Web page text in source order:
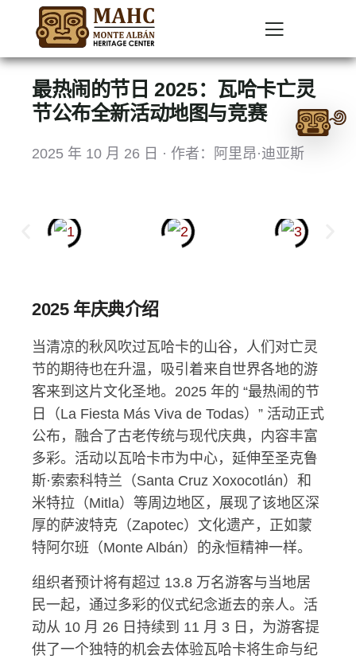
Ask
me
anything:
Monte
最热闹的节日 2025：瓦哈卡亡灵
节公布全新活动地图与竞赛
2025 年 10 月 26 日 · 作者：阿里昂·迪亚斯
2025 年庆典介绍
当清凉的秋风吹过瓦哈卡的山谷，人们对亡灵
节的期待也在升温，吸引着来自世界各地的游
客来到这片文化圣地。2025 年的 “最热闹的节
日（La Fiesta Más Viva de Todas）” 活动正式
公布，融合了古老传统与现代庆典，内容丰富
多彩。活动以瓦哈卡市为中心，延伸至圣克鲁
斯·索索科特兰（Santa Cruz Xoxocotlán）和
米特拉（Mitla）等周边地区，展现了该地区深
厚的萨波特克（Zapotec）文化遗产，正如蒙
特阿尔班（Monte Albán）的永恒精神一样。
组织者预计将有超过 13.8 万名游客与当地居
民一起，通过多彩的仪式纪念逝去的亲人。活
动从 10 月 26 日持续到 11 月 3 日，为游客提
供了一个独特的机会去体验瓦哈卡将生命与纪